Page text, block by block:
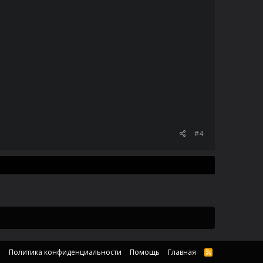
#4
Политика конфиденциальности Помощь Главная
R
S